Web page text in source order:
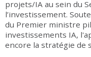
projets/IA au sein du
l’investissement.
du Premier ministre
investissements IA,
encore la stratégie de